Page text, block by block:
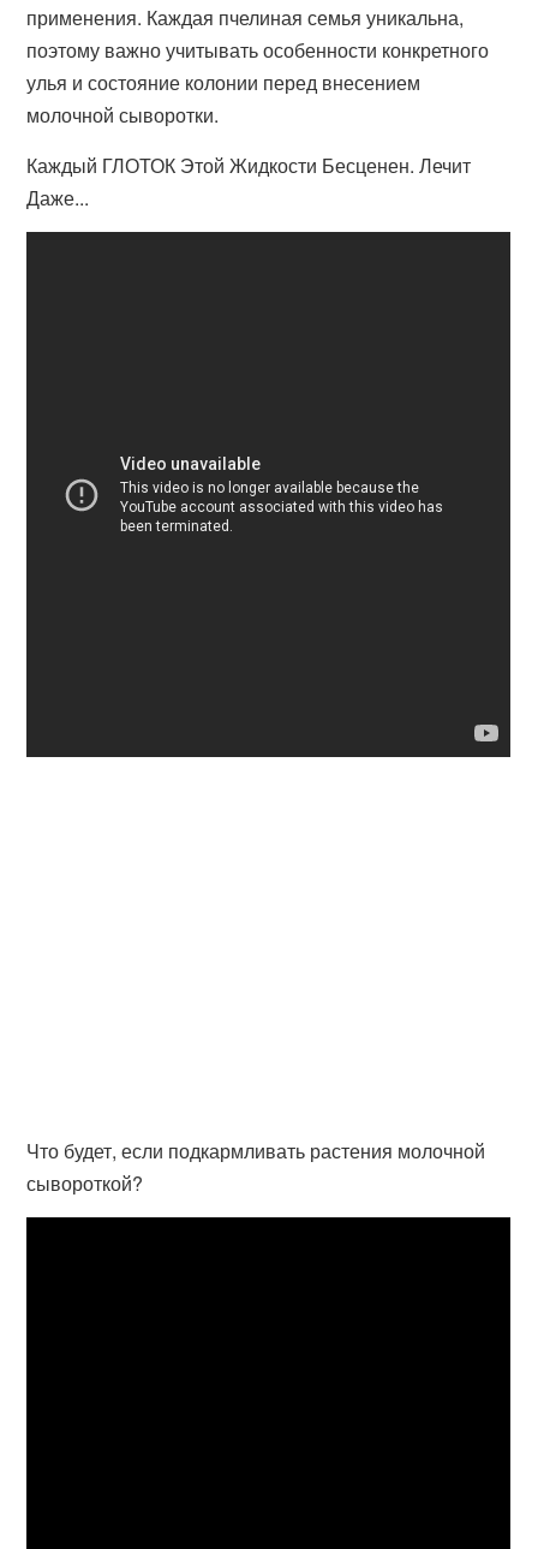
применения. Каждая пчелиная семья уникальна,
поэтому важно учитывать особенности конкретного
улья и состояние колонии перед внесением
молочной сыворотки.
Каждый ГЛОТОК Этой Жидкости Бесценен. Лечит
Даже...
Что будет, если подкармливать растения молочной
сывороткой?